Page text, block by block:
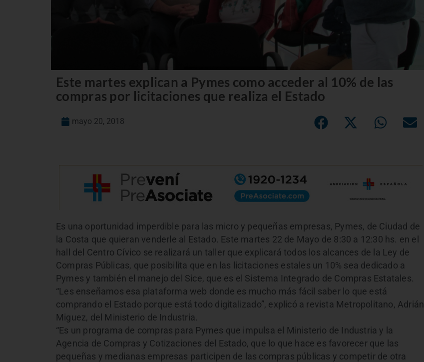
Este martes explican a Pymes como acceder al 10% de las
compras por licitaciones que realiza el Estado
mayo 20, 2018
Es una oportunidad imperdible para las micro y pequeñas empresas, Pymes, de Ciudad de
la Costa que quieran venderle al Estado. Este martes 22 de Mayo de 8:30 a 12:30 hs. en el
hall del Centro Cívico se realizará un taller que explicará todos los alcances de la Ley de
Compras Públicas, que posibilita que en las licitaciones estales un 10% sea dedicado a
Pymes y también el manejo del Sice, que es el Sistema Integrado de Compras Estatales.
“Les enseñamos esa plataforma web donde es mucho más fácil saber lo que está
comprando el Estado porque está todo digitalizado”, explicó a revista Metropolitano, Adrián
Miguez, del Ministerio de Industria.
“Es un programa de compras para Pymes que impulsa el Ministerio de Industria y la
Agencia de Compras y Cotizaciones del Estado, que lo que hace es favorecer que las
pequeñas y medianas empresas participen de las compras públicas y competir de otra